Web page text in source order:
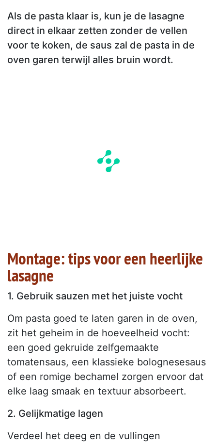
Als de pasta klaar is, kun je de lasagne
direct in elkaar zetten zonder de vellen
voor te koken, de saus zal de pasta in de
oven garen terwijl alles bruin wordt.
Montage: tips voor een heerlijke
lasagne
1. Gebruik sauzen met het juiste vocht
Om pasta goed te laten garen in de oven,
zit het geheim in de hoeveelheid vocht:
een goed gekruide zelfgemaakte
tomatensaus, een klassieke bolognesesaus
of een romige bechamel zorgen ervoor dat
elke laag smaak en textuur absorbeert.
2. Gelijkmatige lagen
Verdeel het deeg en de vullingen